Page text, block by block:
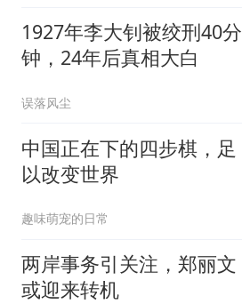
1927年李大钊被绞刑40分
钟，24年后真相大白
误落风尘
中国正在下的四步棋，足
以改变世界
趣味萌宠的日常
两岸事务引关注，郑丽文
或迎来转机